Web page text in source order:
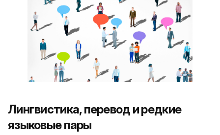
Лингвистика, перевод и редкие
языковые пары